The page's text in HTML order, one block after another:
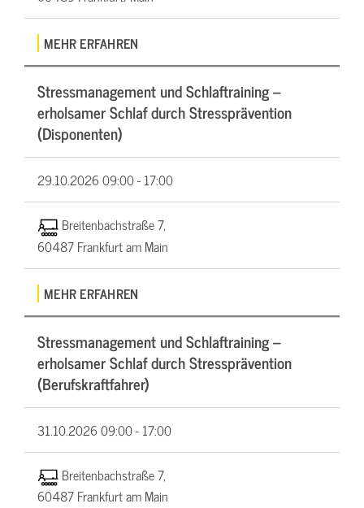
MEHR ERFAHREN
Stressmanagement und Schlaftraining –
erholsamer Schlaf durch Stressprävention
(Disponenten)
29.10.202609:00 - 17:00
Breitenbachstraße 7,
60487 Frankfurt am Main
MEHR ERFAHREN
Stressmanagement und Schlaftraining –
erholsamer Schlaf durch Stressprävention
(Berufskraftfahrer)
31.10.202609:00 - 17:00
Breitenbachstraße 7,
60487 Frankfurt am Main